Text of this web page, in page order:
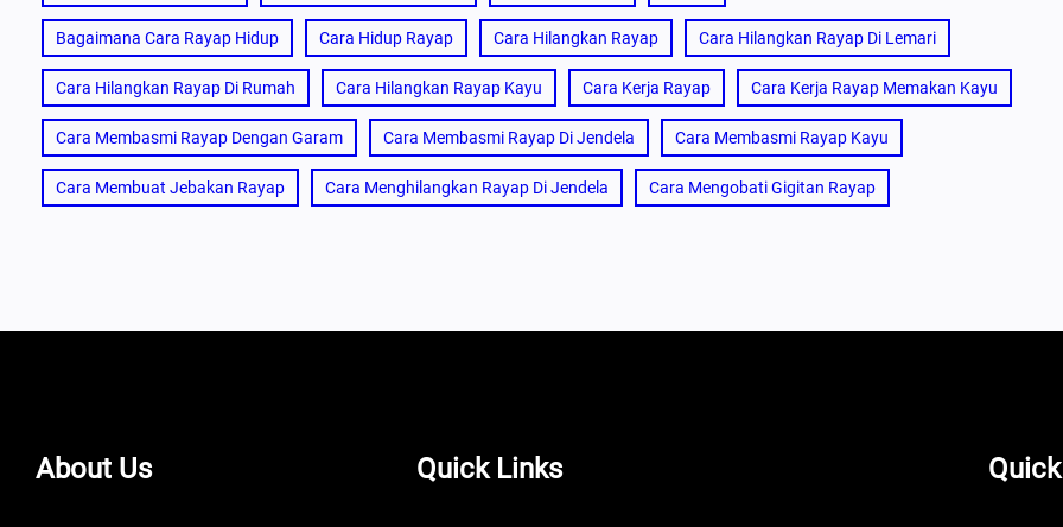
Bagaimana Cara Rayap Hidup Cara Hidup Rayap Cara Hilangkan Rayap Cara Hilangkan Rayap Di Lemari
Cara Hilangkan Rayap Di Rumah Cara Hilangkan Rayap Kayu Cara Kerja Rayap Cara Kerja Rayap Memakan Kayu
Cara Membasmi Rayap Dengan Garam Cara Membasmi Rayap Di Jendela Cara Membasmi Rayap Kayu
Cara Membuat Jebakan Rayap Cara Menghilangkan Rayap Di Jendela Cara Mengobati Gigitan Rayap
About Us Quick Links